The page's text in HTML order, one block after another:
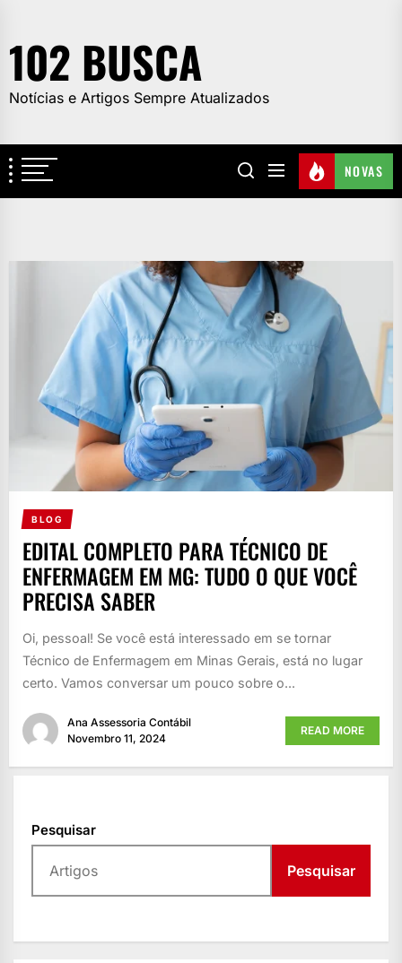
the
content
102 BUSCA
Notícias e Artigos Sempre Atualizados
NOVAS
BLOG
EDITAL COMPLETO PARA TÉCNICO DE
ENFERMAGEM EM MG: TUDO O QUE VOCÊ
PRECISA SABER
Oi, pessoal! Se você está interessado em se tornar
Técnico de Enfermagem em Minas Gerais, está no lugar
certo. Vamos conversar um pouco sobre o...
Ana Assessoria Contábil
Novembro 11, 2024
READ MORE
Pesquisar
Pesquisar